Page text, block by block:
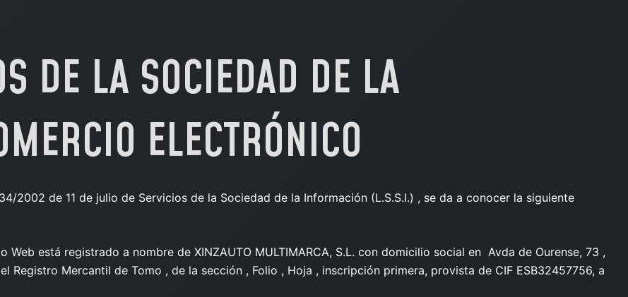
DE LA SOCIEDAD DE LA
ELECTRÓNICO
2002 de 11 de julio de Servicios de la Sociedad de la Información (L.S.S.I.) , se da a conocer la siguiente
Web está registrado a nombre de XINZAUTO MULTIMARCA, S.L. con domicilio social en Avda de Ourense, 73 ,
Registro Mercantil de Tomo , de la sección , Folio , Hoja , inscripción primera, provista de CIF ESB32457756, a